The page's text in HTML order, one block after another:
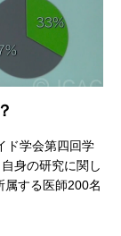
ド学会第四回学
身の研究に関し
属する医師200名